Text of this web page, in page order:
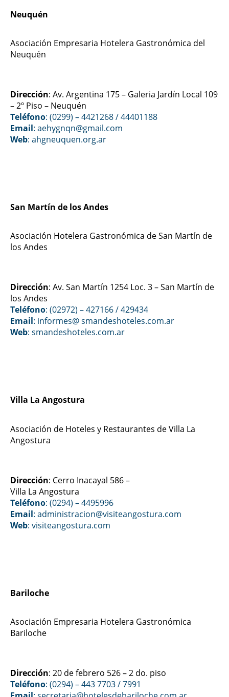
Neuquén
Asociación Empresaria Hotelera Gastronómica del
Neuquén
Dirección: Av. Argentina 175 – Galeria Jardín Local 109
– 2º Piso – Neuquén
Teléfono: (0299) – 4421268 / 44401188
Email: aehygnqn@gmail.com
Web: ahgneuquen.org.ar
San Martín de los Andes
Asociación Hotelera Gastronómica de San Martín de
los Andes
Dirección: Av. San Martín 1254 Loc. 3 – San Martín de
los Andes
Teléfono: (02972) – 427166 / 429434
Email: informes@ smandeshoteles.com.ar
Web: smandeshoteles.com.ar
Villa La Angostura
Asociación de Hoteles y Restaurantes de Villa La
Angostura
Dirección: Cerro Inacayal 586 –
Villa La Angostura
Teléfono: (0294) – 4495996
Email: administracion@visiteangostura.com
Web: visiteangostura.com
Bariloche
Asociación Empresaria Hotelera Gastronómica
Bariloche
Dirección: 20 de febrero 526 – 2 do. piso
Teléfono: (0294) – 443 7703 / 7991